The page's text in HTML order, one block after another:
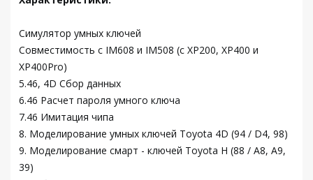
Симулятор умных ключей
Совместимость с IM608 и IM508 (с XP200, XP400 и
XP400Pro)
5.46, 4D Сбор данных
6.46 Расчет пароля умного ключа
7.46 Имитация чипа
8. Моделирование умных ключей Toyota 4D (94 / D4, 98)
9. Моделирование смарт - ключей Toyota H (88 / A8, A9,
39)